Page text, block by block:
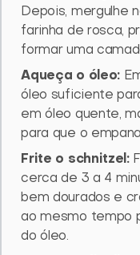
Depois, mergulhe
farinha de rosca,
formar uma
Aqueça o óleo:
óleo suficiente
em óleo quente,
para que o
Frite o schnitzel:
cerca de 3 a 4
bem dourados e
ao mesmo tempo
do óleo.